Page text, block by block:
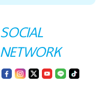
SOCIAL
NETWORK